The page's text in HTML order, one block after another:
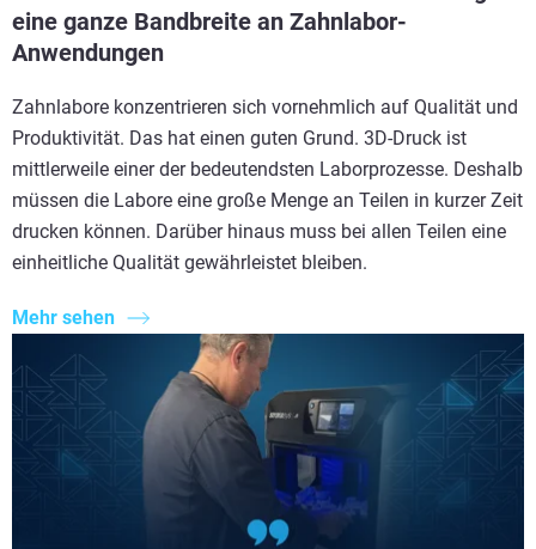
eine ganze Bandbreite an Zahnlabor-
Anwendungen
Zahnlabore konzentrieren sich vornehmlich auf Qualität und
Produktivität. Das hat einen guten Grund. 3D-Druck ist
mittlerweile einer der bedeutendsten Laborprozesse. Deshalb
müssen die Labore eine große Menge an Teilen in kurzer Zeit
drucken können. Darüber hinaus muss bei allen Teilen eine
einheitliche Qualität gewährleistet bleiben.
Mehr sehen